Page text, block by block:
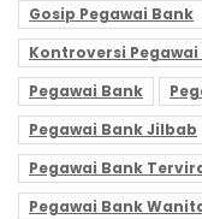
Gosip Pegawai Bank
Kontroversi Pegawai
Pegawai Bank
Pegawai Bank Jilbab
Pegawai Bank
Pegawai Bank